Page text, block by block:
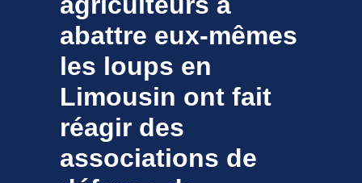
abattre eux-mêmes
les loups en
Limousin ont fait
réagir des
associations de